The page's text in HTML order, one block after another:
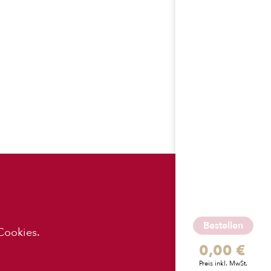
Bestellen
0,00 €
Preis inkl. MwSt.